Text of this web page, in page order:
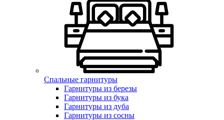
Спальные гарнитуры
Гарнитуры из березы
Гарнитуры из бука
Гарнитуры из дуба
Гарнитуры из сосны